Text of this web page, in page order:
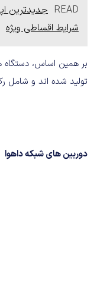
READ
شرایط اقساطی ویژه
بر همین اساس، دستگاه
تولید شده اند و شامل
دوربینهایشبکهداهوا